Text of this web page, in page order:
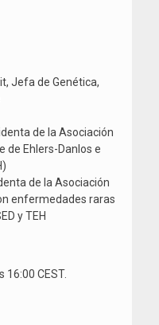
Jefa de Genética,
de la Asociación
de Ehlers-Danlos e
de la Asociación
enfermedades raras
y TEH
16:00 CEST.